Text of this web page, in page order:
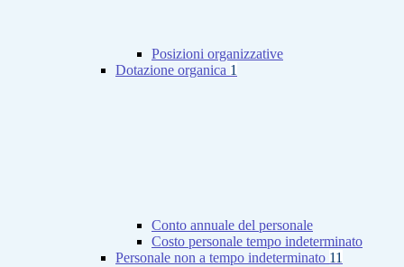
Posizioni organizzative
Dotazione organica 1
Conto annuale del personale
Costo personale tempo indeterminato
Personale non a tempo indeterminato 11